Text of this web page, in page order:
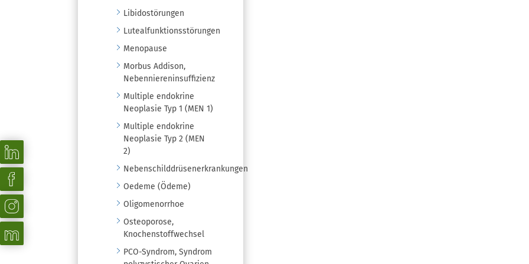
Libidostörungen
Lutealfunktionsstörungen
Menopause
Morbus Addison,
Nebenniereninsuffizienz
Multiple endokrine
Neoplasie Typ 1 (MEN 1)
Multiple endokrine
Neoplasie Typ 2 (MEN
2)
Nebenschilddrüsenerkrankungen
Oedeme (Ödeme)
Oligomenorrhoe
Osteoporose,
Knochenstoffwechsel
PCO-Syndrom, Syndrom